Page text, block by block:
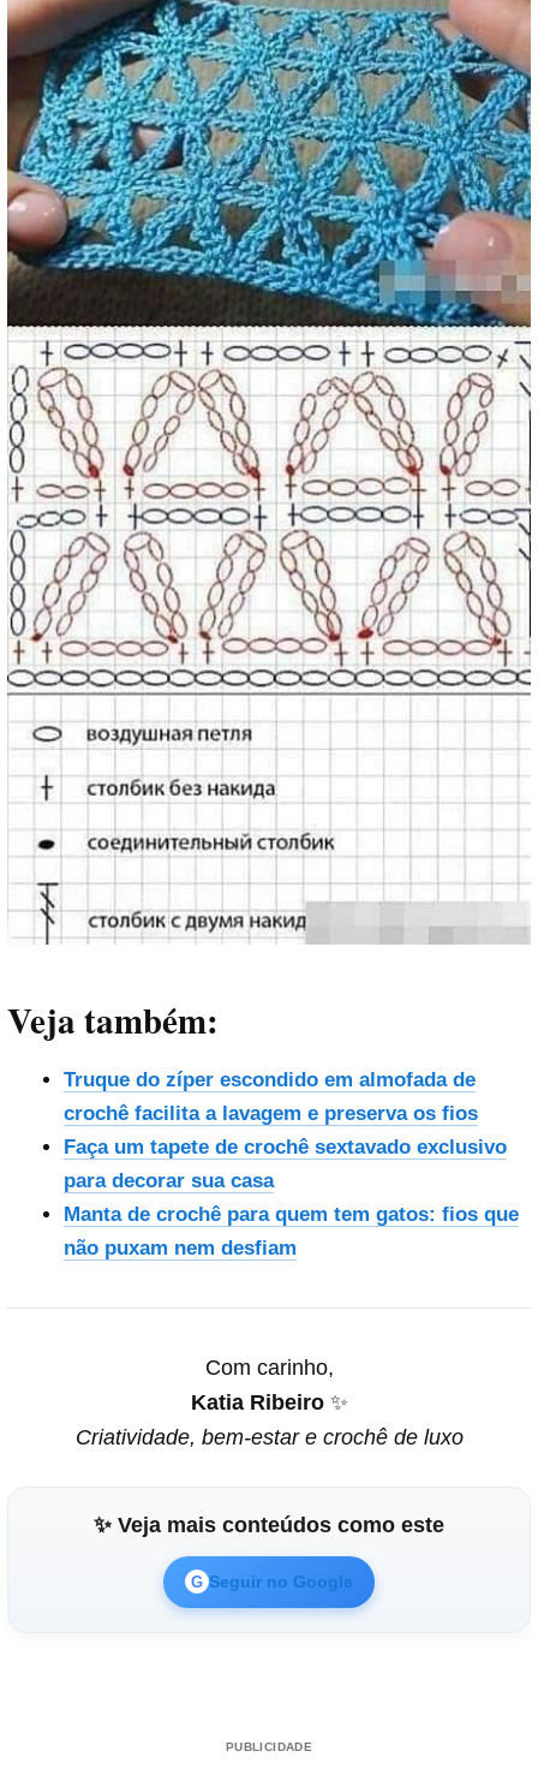
Veja também:
Truque do zíper escondido em almofada de
crochê facilita a lavagem e preserva os fios
Faça um tapete de crochê sextavado exclusivo
para decorar sua casa
Manta de crochê para quem tem gatos: fios que
não puxam nem desfiam
Com carinho,
Katia Ribeiro✨
Criatividade, bem-estar e crochê de luxo
✨ Veja mais conteúdos como este
G Seguir no Google
PUBLICIDADE